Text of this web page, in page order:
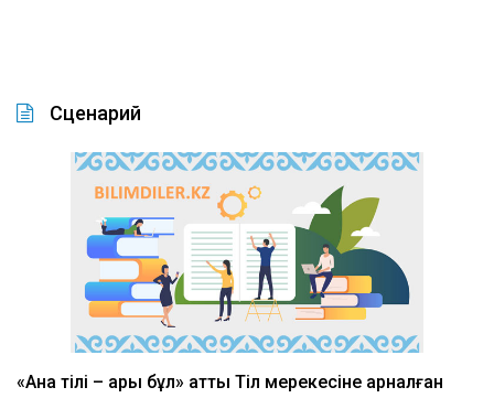
Сценарий
«Ана тілің – арың бұл» атты Тіл мерекесіне арналған